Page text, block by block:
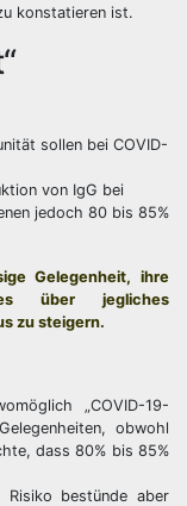
konstatieren ist.
sollen bei COVID-
von IgG bei
jedoch 80 bis 85%
Gelegenheit, ihre
über jegliches
zu steigern.
„COVID-19-
obwohl
dass 80% bis 85%
Risiko bestünde aber